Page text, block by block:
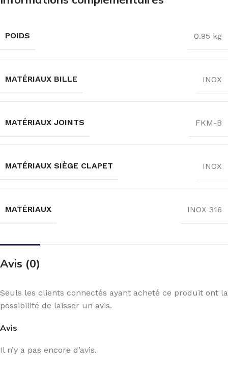
POIDS 0.95 kg
MATÉRIAUX BILLE INOX
MATÉRIAUX JOINTS FKM-B
MATÉRIAUX SIÈGE CLAPET INOX
MATÉRIAUX INOX 316
Avis (0)
Avis
Il n’y a pas encore d’avis.
Seuls les clients connectés ayant acheté ce produit ont la
possibilité de laisser un avis.